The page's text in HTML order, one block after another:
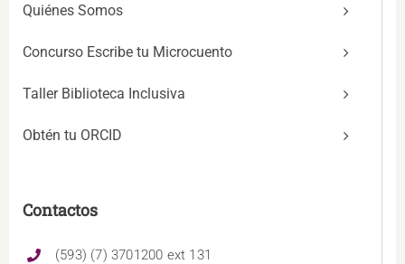
Quiénes Somos
Concurso Escribe tu Microcuento
Taller Biblioteca Inclusiva
Obtén tu ORCID
Contactos
(593) (7) 3701200 ext 131